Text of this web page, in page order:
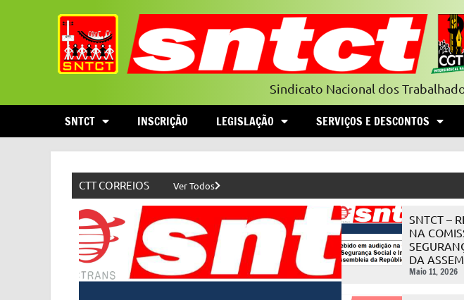
Sindicato Nacional dos
SNTCT INSCRIÇÃO LEGISLAÇÃO SERVIÇOS E DESCONTOS
CTT CORREIOS Ver Todos
SNTCT –
NA
DA
Maio 11, 2026